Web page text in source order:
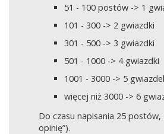
51 - 100 postów -> 1
101 - 300 -> 2 gwiazdki
301 - 500 -> 3 gwiazdki
501 - 1000 -> 4 gwiazdki
1001 - 3000 -> 5
więcej niż 3000 -> 6
Do czasu napisania 25
opinię”).